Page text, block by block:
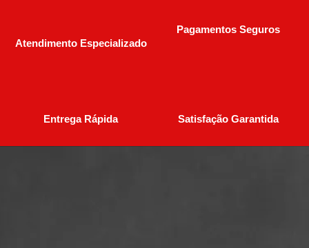
Atendimento Especializado
Pagamentos Seguros
Entrega Rápida Satisfação Garantida